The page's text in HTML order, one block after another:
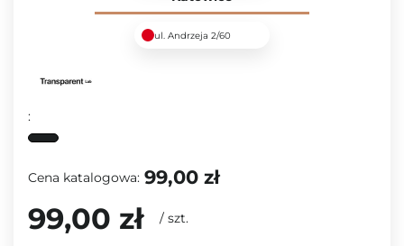
ul. Andrzeja 2/60
:
Cena katalogowa: 99,00 zł
99,00 zł / szt.